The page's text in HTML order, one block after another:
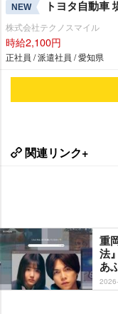
NEW トヨタ自動車
株式会社テクノスマイル
時給2,100円
正社員 / 派遣社員 / 愛知県
関連リンク+
重
法
あ